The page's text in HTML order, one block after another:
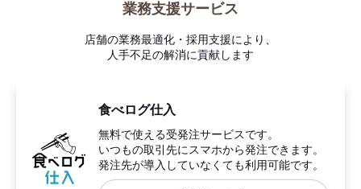
業務支援サービス
店舗の業務最適化・採用支援により、
人手不足の解消に貢献します
食べログ仕入
無料で使える受発注サービスです。
いつもの取引先にスマホから発注できます。
発注先が導入していなくても利用可能です。